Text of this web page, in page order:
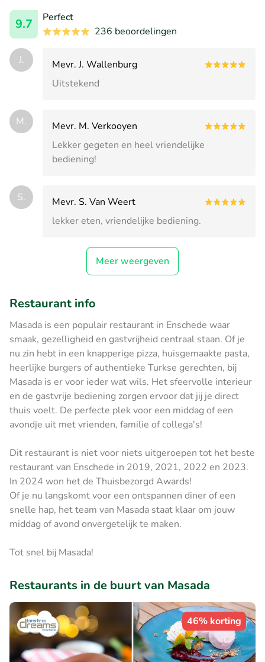
9.7
Perfect
236 beoordelingen
J.
Mevr. J. Wallenburg
Uitstekend
M.
Mevr. M. Verkooyen
Lekker gegeten en heel vriendelijke
bediening!
S.
Mevr. S. Van Weert
lekker eten, vriendelijke bediening.
Meer weergeven
Restaurant info
Masada is een populair restaurant in Enschede waar
smaak, gezelligheid en gastvrijheid centraal staan. Of je
nu zin hebt in een knapperige pizza, huisgemaakte pasta,
heerlijke burgers of authentieke Turkse gerechten, bij
Masada is er voor ieder wat wils. Het sfeervolle interieur
en de gastvrije bediening zorgen ervoor dat jij je direct
thuis voelt. De perfecte plek voor een middag of een
avondje uit met vrienden, familie of collega's!
Dit restaurant is niet voor niets uitgeroepen tot het beste
restaurant van Enschede in 2019, 2021, 2022 en 2023.
In 2024 won het de Thuisbezorgd Awards!
Of je nu langskomt voor een ontspannen diner of een
snelle hap, het team van Masada staat klaar om jouw
middag of avond onvergetelijk te maken.
Tot snel bij Masada!
Restaurants in de buurt van Masada
46% korting